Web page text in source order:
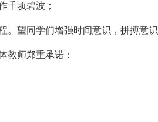
千顷碧波；
。望同学们增强时间意识，拼搏意
教师郑重承诺：